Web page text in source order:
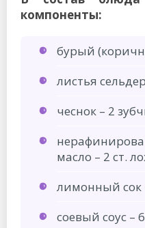
компоненты:
бурый
листья
чеснок – 2
масло – 2 ст.
лимонный сок
соевый соус –